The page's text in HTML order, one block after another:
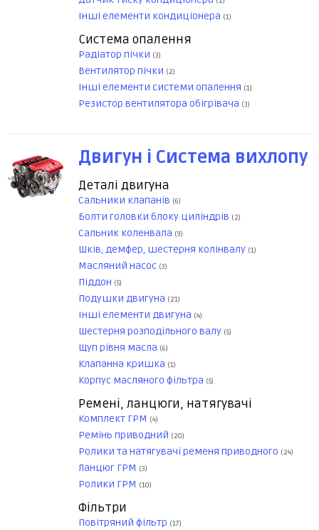
Інші елементи кондиціонера (1)
Система опалення
Радіатор пічки (3)
Вентилятор пічки (2)
Інші елементи системи опалення (1)
Резистор вентилятора обігрівача (3)
Двигун і Система вихлопу
Деталі двигуна
Сальники клапанів (6)
Болти головки блоку циліндрів (2)
Сальник коленвала (9)
Шків, демфер, шестерня колінвалу (1)
Масляний насос (3)
Піддон (5)
Подушки двигуна (21)
Інші елементи двигуна (4)
Шестерня розподільного валу (5)
Щуп рівня масла (6)
Клапанна кришка (1)
Корпус масляного фільтра (5)
Ремені, ланцюги, натягувачі
Комплект ГРМ (4)
Ремінь приводний (20)
Ролики та натягувачі ременя приводного (24)
Ланцюг ГРМ (3)
Ролики ГРМ (10)
Фільтри
Повітряний фільтр (17)